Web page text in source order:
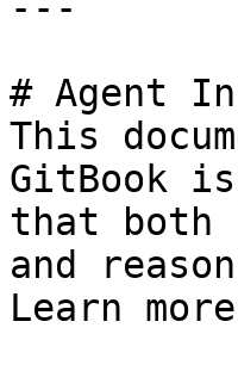
# Agent
This
GitBook
that both
and
Learn